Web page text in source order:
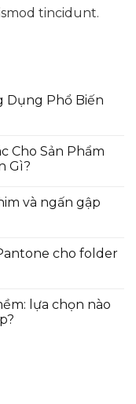
tincidunt.
Dụng Phổ Biến
Cho Sản Phẩm
Gì?
và ngấn gập
cho folder
lựa chọn nào